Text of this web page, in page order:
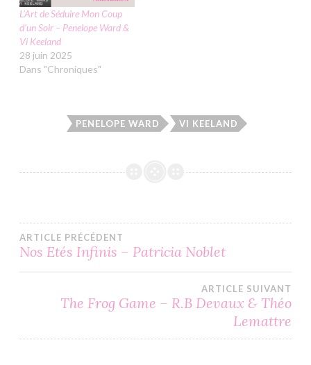
L’Art de Séduire Mon Coup
d’un Soir – Penelope Ward &
Vi Keeland
28 juin 2025
Dans "Chroniques"
PENELOPE WARD VI KEELAND
Navigation
l’article
ARTICLE PRÉCÉDENT
Nos Etés Infinis – Patricia Noblet
ARTICLE SUIVANT
The Frog Game – R.B Devaux & Théo
Lemattre